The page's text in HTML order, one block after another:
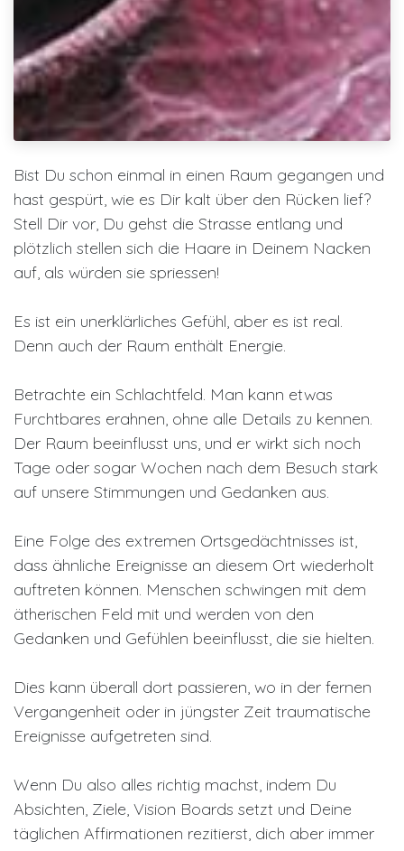
Bist Du schon einmal in einen Raum gegangen und
hast gespürt, wie es Dir kalt über den Rücken lief?
Stell Dir vor, Du gehst die Strasse entlang und
plötzlich stellen sich die Haare in Deinem Nacken
auf, als würden sie spriessen!
Es ist ein unerklärliches Gefühl, aber es ist real.
Denn auch der Raum enthält Energie.
Betrachte ein Schlachtfeld. Man kann etwas
Furchtbares erahnen, ohne alle Details zu kennen.
Der Raum beeinflusst uns, und er wirkt sich noch
Tage oder sogar Wochen nach dem Besuch stark
auf unsere Stimmungen und Gedanken aus.
Eine Folge des extremen Ortsgedächtnisses ist,
dass ähnliche Ereignisse an diesem Ort wiederholt
auftreten können. Menschen schwingen mit dem
ätherischen Feld mit und werden von den
Gedanken und Gefühlen beeinflusst, die sie hielten.
Dies kann überall dort passieren, wo in der fernen
Vergangenheit oder in jüngster Zeit traumatische
Ereignisse aufgetreten sind.
Wenn Du also alles richtig machst, indem Du
Absichten, Ziele, Vision Boards setzt und Deine
täglichen Affirmationen rezitierst, dich aber immer